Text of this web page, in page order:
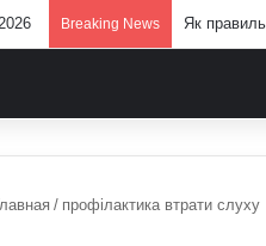
Breaking News Як
/ профілактика втрати слуху